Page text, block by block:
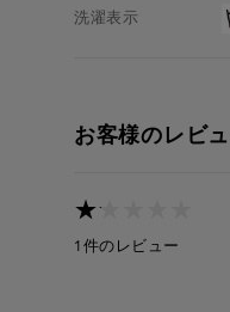
洗濯表示
お客様のレビ
★★
★★
1件のレビュー